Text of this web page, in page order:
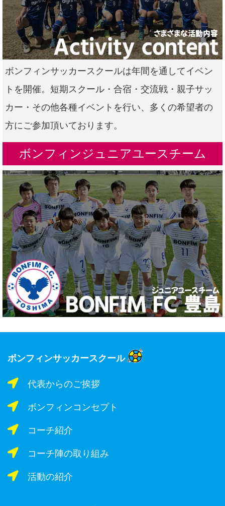
ボンフィンサッカースクールは年間を通してイベン
トを開催。短期スクール・合宿・交流戦・親子サッ
カー・その他各種イベントを行い、多くの希望者の
方にご参加頂いております。
ボンフィンジュニアユースチーム
ボンフィンサッカースクール
代表からのご挨拶
ボンフィンコンセプト
コーチ紹介
コーチ陣の取り組み
活動の紹介